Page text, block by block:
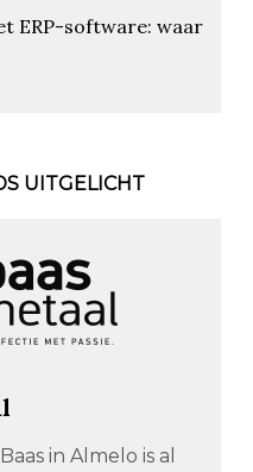
ERP-software: waar
UITGELICHT
in Almelo is al